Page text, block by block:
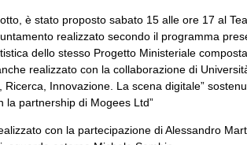
è stato proposto sabato 15 alle ore 17 al
realizzato secondo il programma
dello stesso Progetto Ministeriale
realizzato con la collaborazione di
Innovazione. La scena digitale”
la partnership di Mogees Ltd”
con la partecipazione di Alessandro